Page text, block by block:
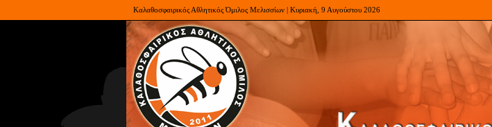
Καλαθοσφαιρικός Αθλητικός Όμιλος Μελισσίων | Κυριακή, 9 Αυγούστου 2026